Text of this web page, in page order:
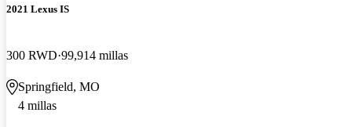
2021 Lexus IS
300 RWD 99,914 millas
Springfield, MO
4 millas